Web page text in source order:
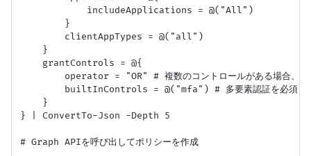
            includeApplications = @("All")
        }
        clientAppTypes = @("all")
    }
    grantControls = @{
operator = "OR" # 複数のコントロールがある場合、い
builtInControls = @("mfa") # 多要素認証を必須と
    }
} | ConvertTo-Json -Depth 5
# Graph APIを呼び出してポリシーを作成